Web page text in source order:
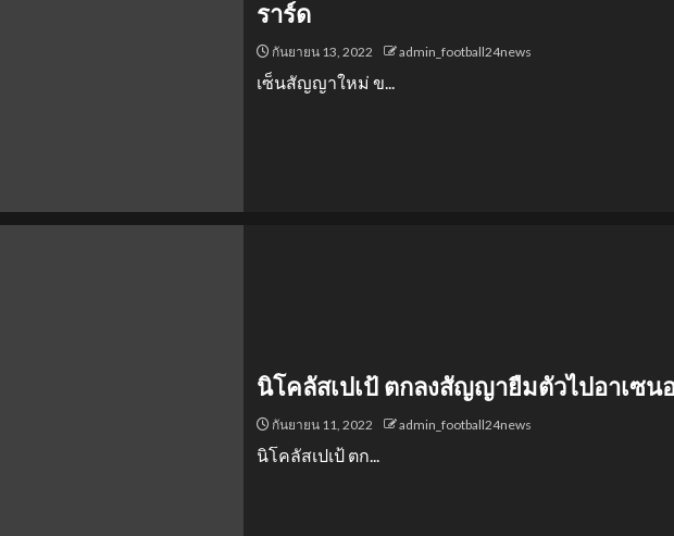
ราร์ด
กันยายน 13, 2022 admin_football24news
เซ็นสัญญาใหม่ ข...
นิโคลัสเปเป้ ตกลงสัญญายืมตัวไปอาเซน
กันยายน 11, 2022 admin_football24news
นิโคลัสเปเป้ ตก...